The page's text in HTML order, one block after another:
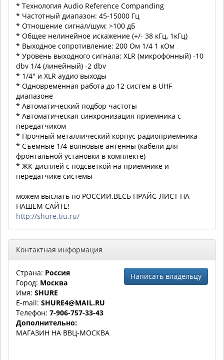
* Технология Audio Reference Companding
* Частотный диапазон: 45-15000 Гц
* Отношение сигнал/шум: >100 дБ
* Общее нелинейное искажение (+/- 38 кГц, 1кГц)
* Выходное сопротивление: 200 Ом 1/4 1 кОм
* Уровень выходного сигнала: XLR (микрофонный) -10
dbv 1/4 (линейный) -2 dbv
* 1/4" и XLR аудио выходы
* Одновременная работа до 12 систем в UHF
диапазоне
* Автоматический подбор частоты
* Автоматическая синхронизация приемника с
передатчиком
* Прочный металлический корпус радиоприемника
* Съемные 1/4-волновые антенны (кабели для
фронтальной установки в комплекте)
* ЖК-дисплей с подсветкой на приемнике и
передатчике системы
можем выслать по РОССИИ.ВЕСЬ ПРАЙС-ЛИСТ НА
НАШЕМ САЙТЕ!
http://shure.tiu.ru/
Контактная информация
Написать владельцу
Страна: Россия
Город: Москва
Имя: SHURE
E-mail: SHURE4@MAIL.RU
Телефон: 7-906-757-33-43
Дополнительно:
МАГАЗИН НА ВВЦ-МОСКВА